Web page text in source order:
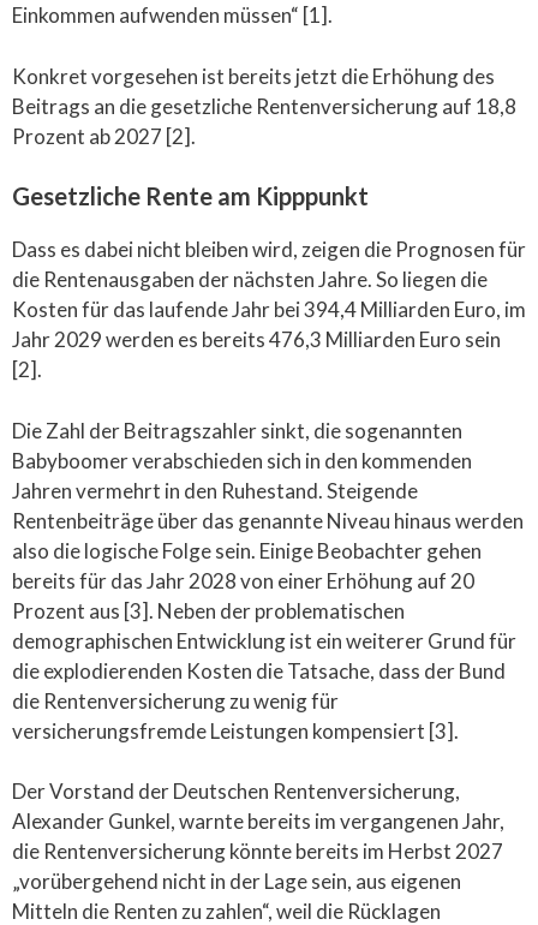
Einkommen aufwenden müssen“ [1].
Konkret vorgesehen ist bereits jetzt die Erhöhung des
Beitrags an die gesetzliche Rentenversicherung auf 18,8
Prozent ab 2027 [2].
Gesetzliche Rente am Kipppunkt
Dass es dabei nicht bleiben wird, zeigen die Prognosen für
die Rentenausgaben der nächsten Jahre. So liegen die
Kosten für das laufende Jahr bei 394,4 Milliarden Euro, im
Jahr 2029 werden es bereits 476,3 Milliarden Euro sein
[2].
Die Zahl der Beitragszahler sinkt, die sogenannten
Babyboomer verabschieden sich in den kommenden
Jahren vermehrt in den Ruhestand. Steigende
Rentenbeiträge über das genannte Niveau hinaus werden
also die logische Folge sein. Einige Beobachter gehen
bereits für das Jahr 2028 von einer Erhöhung auf 20
Prozent aus [3]. Neben der problematischen
demographischen Entwicklung ist ein weiterer Grund für
die explodierenden Kosten die Tatsache, dass der Bund
die Rentenversicherung zu wenig für
versicherungsfremde Leistungen kompensiert [3].
Der Vorstand der Deutschen Rentenversicherung,
Alexander Gunkel, warnte bereits im vergangenen Jahr,
die Rentenversicherung könnte bereits im Herbst 2027
„vorübergehend nicht in der Lage sein, aus eigenen
Mitteln die Renten zu zahlen“, weil die Rücklagen